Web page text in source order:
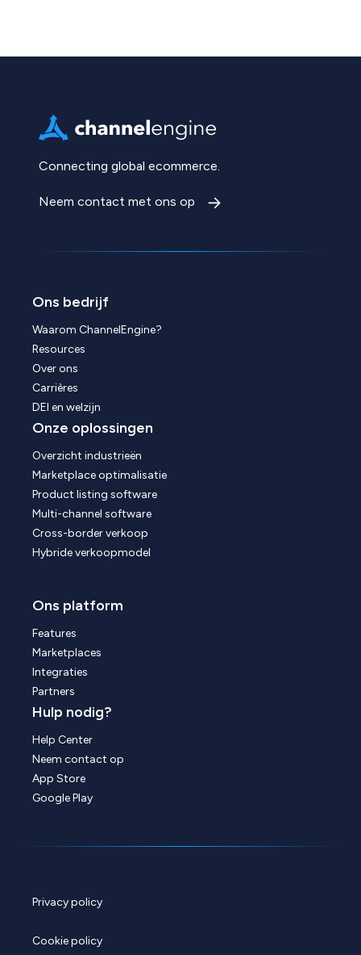
Connecting global ecommerce.
Neem contact met ons op
Ons bedrijf
Waarom ChannelEngine?
Resources
Over ons
Carrières
DEI en welzijn
Onze oplossingen
Overzicht industrieën
Marketplace optimalisatie
Product listing software
Multi-channel software
Cross-border verkoop
Hybride verkoopmodel
Ons platform
Features
Marketplaces
Integraties
Partners
Hulp nodig?
Help Center
Neem contact op
App Store
Google Play
Privacy policy
Cookie policy